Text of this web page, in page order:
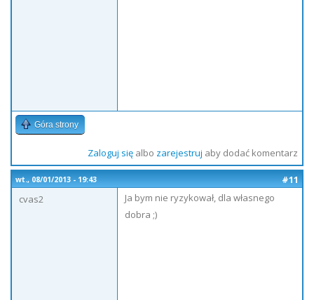
Góra strony
Zaloguj sięalbo zarejestruj aby dodać komentarz
wt., 08/01/2013 - 19:43
#11
cvas2
Ja bym nie ryzykował, dla własnego
dobra ;)